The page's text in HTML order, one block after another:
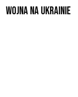
Wojna na Ukrainie